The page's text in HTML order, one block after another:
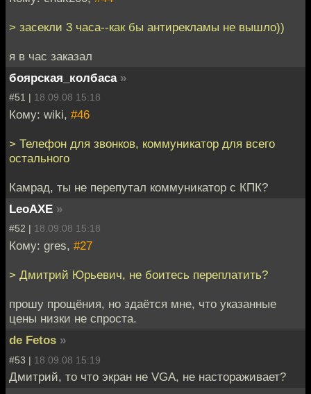
> засекли 3 часа--как бы антирекламы не вышло))
я в час заказал
боярская_колбаса »
#51 | 18.09.08 15:18
Кому: wiki, #46
> Телефон для звонков, коммуникатор для всего
остального
Камрад, ты не перепутал коммуникатор с КПК?
LeoAXE »
#52 | 18.09.08 15:18
Кому: gres, #27
> Дмитрий Юрьевич, не боитесь переплатить?
прошу прощёния, но здаётся мне, что указанные
цены низки не спроста.
de Fetos »
#53 | 18.09.08 15:19
Дмитрий, то что экран не VGA, не настораживает?